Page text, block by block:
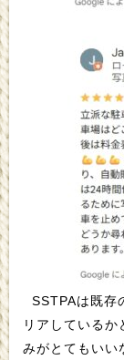
リアしているかど
みがとてもいい